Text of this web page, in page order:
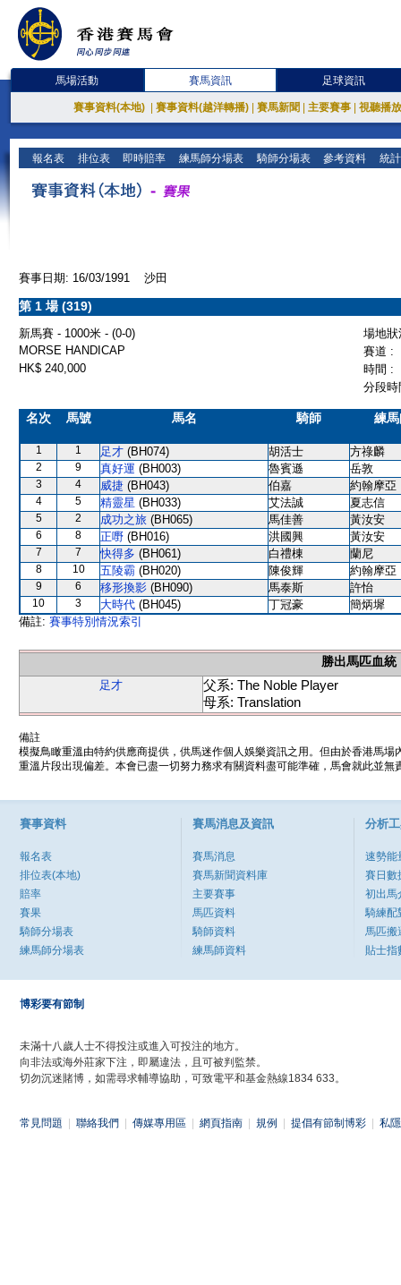
馬場活動 賽馬資訊 足球資訊
賽事資料(本地) 賽事資料(越洋轉播) 賽馬新聞 主要賽事 視聽播
報名表 排位表 即時賠率 練馬師分場表 騎師分場表 參考資料 統
賽事日期: 16/03/1991 沙田
第 1 場 (319)
新馬賽 - 1000米 - (0-0)
場地
MORSE HANDICAP
賽道 :
HK$ 240,000
時間 :
分段
名次 馬號 馬名 騎師 練
1 1 足才 (BH074) 胡活士 方祿麟
2 9 真好運 (BH003) 魯賓遜 岳敦
3 4 威捷 (BH043) 伯嘉 約翰摩亞
4 5 精靈星 (BH033) 艾法誠 夏志信
5 2 成功之旅 (BH065) 馬佳善 黃汝安
6 8 正嘢 (BH016) 洪國興 黃汝安
7 7 快得多 (BH061) 白禮棟 蘭尼
8 10 五陵霸 (BH020) 陳俊輝 約翰摩亞
9 6 移形換影 (BH090) 馬泰斯 許怡
10 3 大時代 (BH045) 丁冠豪
簡炳墀
備註: 賽事特別情況索引
勝出馬匹血統
足才
父系: The Noble Player
母系: Translation
備註
模擬鳥瞰重溫由特約供應商提供，供馬迷作個人娛樂資訊之用。但由於香港馬
重溫片段出現偏差。本會已盡一切努力務求有關資料盡可能準確，馬會就此並
賽事資料
報名表
排位表(本地)
賠率
賽果
騎師分場表
練馬師分場表
賽馬消息及資訊
賽馬消息
賽馬新聞資料庫
主要賽事
馬匹資料
騎師資料
練馬師資料
分析
速勢能
賽日數
初出馬
騎練配
馬匹搬
貼士指
博彩要有節制
未滿十八歲人士不得投注或進入可投注的地方。
向非法或海外莊家下注，即屬違法，且可被判監禁。
切勿沉迷賭博，如需尋求輔導協助，可致電平和基金熱線1834 633。
常見問題 聯絡我們 傳媒專用區 網頁指南 規例 提倡有節制博彩 私